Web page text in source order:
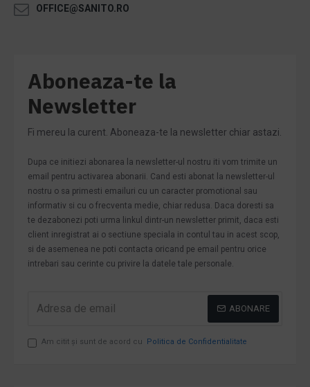
OFFICE@SANITO.RO
Aboneaza-te la
Newsletter
Fi mereu la curent. Aboneaza-te la newsletter chiar astazi.
Dupa ce initiezi abonarea la newsletter-ul nostru iti vom trimite un
email pentru activarea abonarii. Cand esti abonat la newsletter-ul
nostru o sa primesti emailuri cu un caracter promotional sau
informativ si cu o frecventa medie, chiar redusa. Daca doresti sa
te dezabonezi poti urma linkul dintr-un newsletter primit, daca esti
client inregistrat ai o sectiune speciala in contul tau in acest scop,
si de asemenea ne poti contacta oricand pe email pentru orice
intrebari sau cerinte cu privire la datele tale personale.
ABONARE
Am citit şi sunt de acord cu Politica de Confidentialitate